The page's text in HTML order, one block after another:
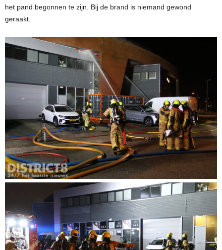
het pand begonnen te zijn. Bij de brand is niemand gewond
geraakt.